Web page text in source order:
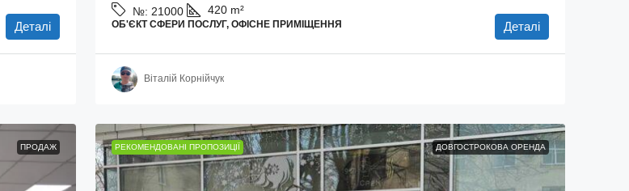
Деталі
№: 21000 420 m²
ОБ'ЄКТ СФЕРИ ПОСЛУГ, ОФІСНЕ ПРИМІЩЕННЯ Деталі
Віталій Корнійчук
ПРОДАЖ РЕКОМЕНДОВАНІ ПРОПОЗИЦІЇ ДОВГОСТРОКОВА ОРЕНДА